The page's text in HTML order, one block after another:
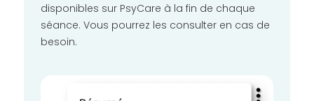
disponibles sur PsyCare à la fin de chaque
séance. Vous pourrez les consulter en cas de
besoin.